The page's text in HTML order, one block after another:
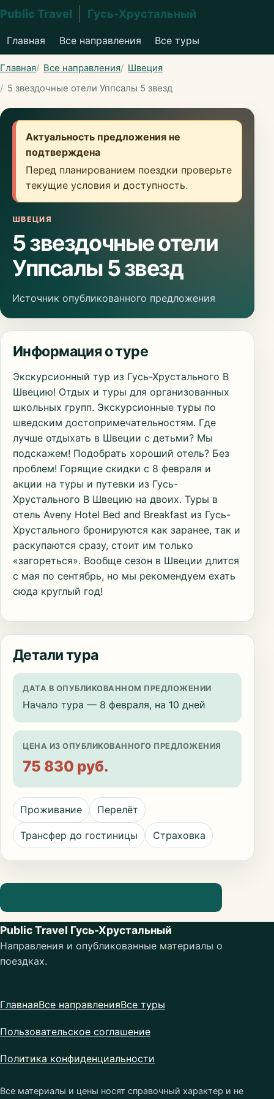
Public Travel Гусь-Хрустальный
Главная Все направления Все туры
Главная Все направления
Швеция
5 звездочные отели Уппсалы 5 звезд
Актуальность предложения не
подтверждена
Перед планированием поездки проверьте
текущие условия и доступность.
ШВЕЦИЯ
5 звездочные отели
Уппсалы 5 звезд
Источник опубликованного предложения
Информация о туре
Экскурсионный тур из Гусь-Хрустального В
Швецию! Отдых и туры для организованных
школьных групп. Экскурсионные туры по
шведским достопримечательностям. Где
лучше отдыхать в Швеции с детьми? Мы
подскажем! Подобрать хороший отель? Без
проблем! Горящие скидки с 8 февраля и
акции на туры и путевки из Гусь-
Хрустального В Швецию на двоих. Туры в
отель Aveny Hotel Bed and Breakfast из Гусь-
Хрустального бронируются как заранее, так и
раскупаются сразу, стоит им только
«загореться». Вообще сезон в Швеции длится
с мая по сентябрь, но мы рекомендуем ехать
сюда круглый год!
Детали тура
ДАТА В ОПУБЛИКОВАННОМ ПРЕДЛОЖЕНИИ
Начало тура — 8 февраля, на 10 дней
ЦЕНА ИЗ ОПУБЛИКОВАННОГО ПРЕДЛОЖЕНИЯ
75 830 руб.
Проживание Перелёт
Трансфер до гостиницы Страховка
Public Travel Гусь-Хрустальный
Направления и опубликованные материалы о
поездках.
ГлавнаяВсе направленияВсе туры
Пользовательское соглашение
Политика конфиденциальности
Все материалы и цены носят справочный характер и не